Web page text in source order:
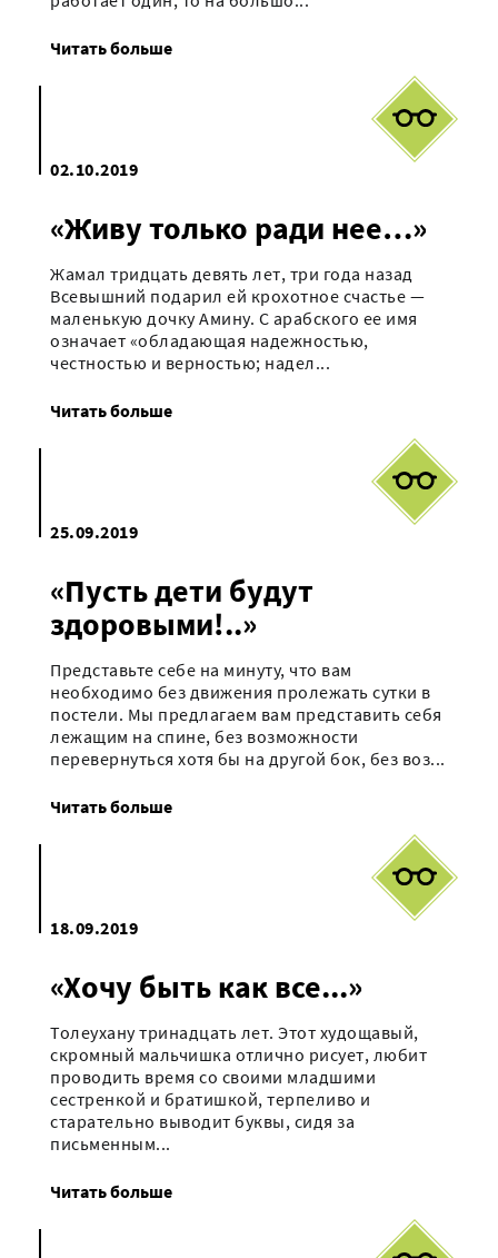
Читать больше
02.10.2019
«Живу только ради нее…»
Жамал тридцать девять лет, три года назад
Всевышний подарил ей крохотное счастье —
маленькую дочку Амину. С арабского ее имя
означает «обладающая надежностью,
честностью и верностью; надел...
Читать больше
25.09.2019
«Пусть дети будут
здоровыми!..»
Представьте себе на минуту, что вам
необходимо без движения пролежать сутки в
постели. Мы предлагаем вам представить себя
лежащим на спине, без возможности
перевернуться хотя бы на другой бок, без воз...
Читать больше
18.09.2019
«Хочу быть как все...»
Толеухану тринадцать лет. Этот худощавый,
скромный мальчишка отлично рисует, любит
проводить время со своими младшими
сестренкой и братишкой, терпеливо и
старательно выводит буквы, сидя за
письменным...
Читать больше